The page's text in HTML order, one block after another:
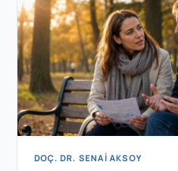
DOÇ. DR. SENAI AKSOY